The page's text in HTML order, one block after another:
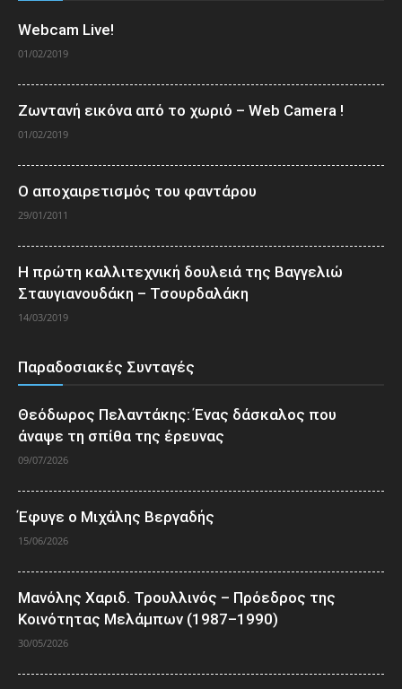
Webcam Live!
01/02/2019
Ζωντανή εικόνα από το χωριό – Web Camera !
01/02/2019
Ο αποχαιρετισμός του φαντάρου
29/01/2011
Η πρώτη καλλιτεχνική δουλειά της Βαγγελιώ
Σταυγιανουδάκη – Τσουρδαλάκη
14/03/2019
Παραδοσιακές Συνταγές
Θεόδωρος Πελαντάκης: Ένας δάσκαλος που
άναψε τη σπίθα της έρευνας
09/07/2026
Έφυγε ο Μιχάλης Βεργαδής
15/06/2026
Μανόλης Χαριδ. Τρουλλινός – Πρόεδρος της
Κοινότητας Μελάμπων (1987–1990)
30/05/2026